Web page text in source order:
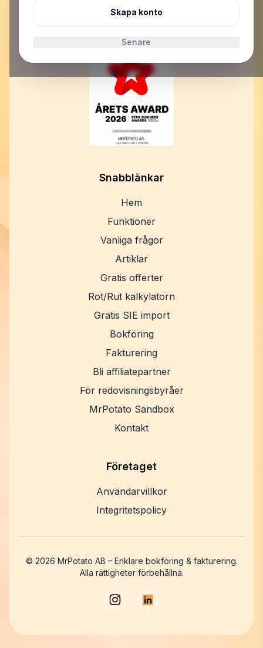
Skapa konto
Senare
Org.nr: 559523-7099
E-post:support@mrpotato.se
Snabblänkar
Hem
Funktioner
Vanliga frågor
Artiklar
Gratis offerter
Rot/Rut kalkylatorn
Gratis SIE import
Bokföring
Fakturering
Bli affiliatepartner
För redovisningsbyråer
MrPotato Sandbox
Kontakt
Företaget
Användarvillkor
Integritetspolicy
© 2026 MrPotato AB – Enklare bokföring & fakturering.
Alla rättigheter förbehållna.